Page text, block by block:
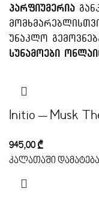
პარფიუმერია
უნაკლო
სუნამოები
Initio – Musk
945,00₾
კალათაში დამატება